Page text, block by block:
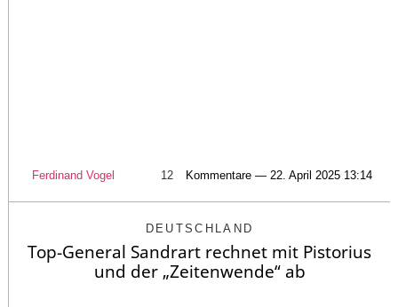
Ferdinand Vogel 12 Kommentare — 22. April 2025 13:14
DEUTSCHLAND
Top-General Sandrart rechnet mit Pistorius
und der „Zeitenwende“ ab